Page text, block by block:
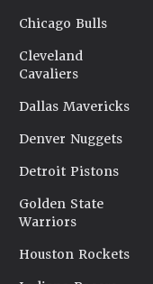
Chicago Bulls
Cleveland
Cavaliers
Dallas Mavericks
Denver Nuggets
Detroit Pistons
Golden State
Warriors
Houston Rockets